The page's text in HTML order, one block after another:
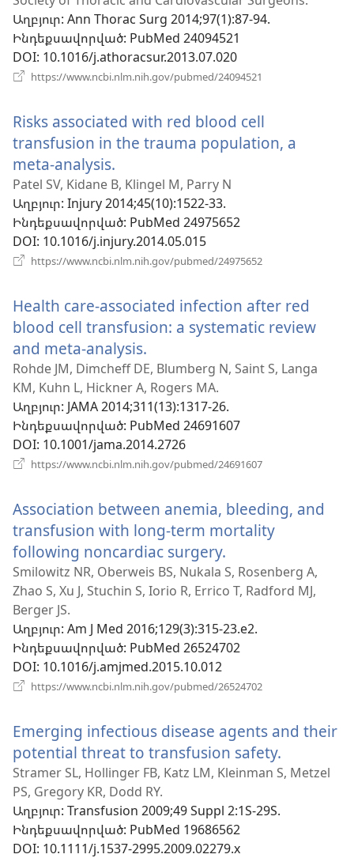
պատուհան)
Աղբյուր‎: Ann Thorac Surg 2014;97(1):87-94.
Ինդեքսավորված‎: PubMed 24094521
DOI‎: 10.1016/j.athoracsur.2013.07.020
https://www.ncbi.nlm.nih.gov/pubmed/24094521
պատուհան)
Risks associated with red blood cell
transfusion in the trauma population, a
meta-analysis.
է
նոր
պատուհան)
Patel SV, Kidane B, Klingel M, Parry N
Աղբյուր‎: Injury 2014;45(10):1522-33.
Ինդեքսավորված‎: PubMed 24975652
DOI‎: 10.1016/j.injury.2014.05.015
https://www.ncbi.nlm.nih.gov/pubmed/24975652
պատուհան)
Health care-associated infection after red
blood cell transfusion: a systematic review
and meta-analysis.
է
նոր
պատուհան)
Rohde JM, Dimcheff DE, Blumberg N, Saint S, Langa
KM, Kuhn L, Hickner A, Rogers MA.
Աղբյուր‎: JAMA 2014;311(13):1317-26.
Ինդեքսավորված‎: PubMed 24691607
DOI‎: 10.1001/jama.2014.2726
https://www.ncbi.nlm.nih.gov/pubmed/24691607
պատուհան)
Association between anemia, bleeding, and
transfusion with long-term mortality
following noncardiac surgery.
է
նոր
Smilowitz NR, Oberweis BS, Nukala S, Rosenberg A,
Zhao S, Xu J, Stuchin S, Iorio R, Errico T, Radford MJ,
Berger JS.
Աղբյուր‎: Am J Med 2016;129(3):315-23.e2.
Ինդեքսավորված‎: PubMed 26524702
DOI‎: 10.1016/j.amjmed.2015.10.012
https://www.ncbi.nlm.nih.gov/pubmed/26524702
պատուհան)
Emerging infectious disease agents and their
potential threat to transfusion safety.
է
Stramer SL, Hollinger FB, Katz LM, Kleinman S, Metzel
PS, Gregory KR, Dodd RY.
Աղբյուր‎: Transfusion 2009;49 Suppl 2:1S-29S.
Ինդեքսավորված‎: PubMed 19686562
DOI‎: 10.1111/j.1537-2995.2009.02279.x